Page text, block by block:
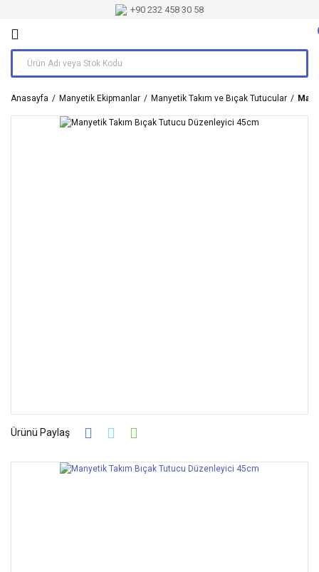
+90 232 458 30 58
Anasayfa Manyetik Ekipmanlar Manyetik Takım ve Bıçak Tutucular
Ürünü Paylaş